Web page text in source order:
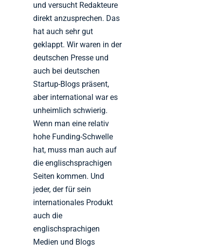
und versucht Redakteure
direkt anzusprechen. Das
hat auch sehr gut
geklappt. Wir waren in der
deutschen Presse und
auch bei deutschen
Startup-Blogs präsent,
aber international war es
unheimlich schwierig.
Wenn man eine relativ
hohe Funding-Schwelle
hat, muss man auch auf
die englischsprachigen
Seiten kommen. Und
jeder, der für sein
internationales Produkt
auch die
englischsprachigen
Medien und Blogs